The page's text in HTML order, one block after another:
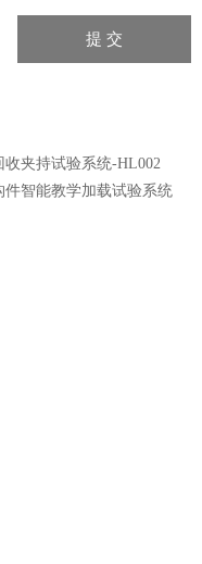
收夹持试验系统-HL002
件智能教学加载试验系统